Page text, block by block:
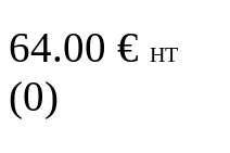
64.00 € HT
(0)